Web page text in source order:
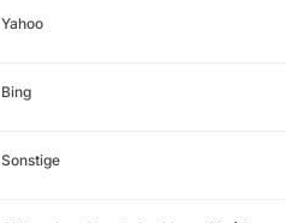
Yahoo
Bing
Sonstige